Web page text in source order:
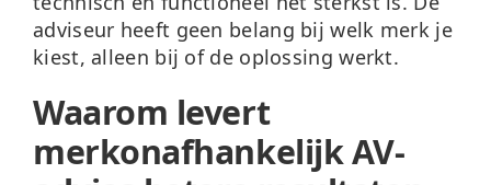
adviseur heeft geen belang bij welk merk je
kiest, alleen bij of de oplossing werkt.
Waarom levert
merkonafhankelijk AV-